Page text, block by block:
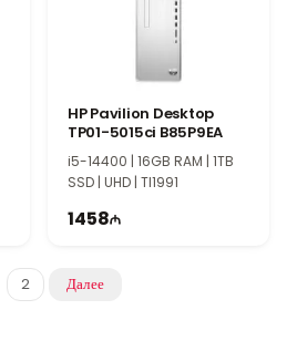
HP Pavilion Desktop
TP01-5015ci B85P9EA
i5-14400 | 16GB RAM | 1TB
SSD | UHD | TI1991
1458
2 Далее